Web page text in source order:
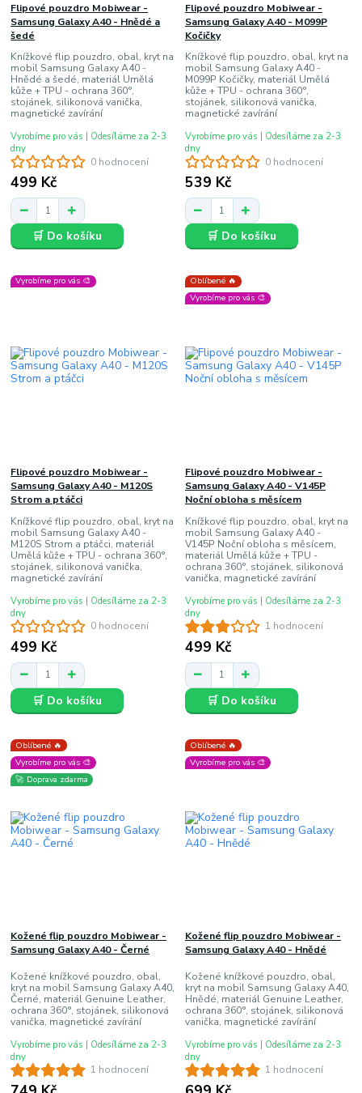
0 hodnocení
Flipové pouzdro Mobiwear -
Samsung Galaxy A40 - Hnědé a
šedé
Knížkové flip pouzdro, obal, kryt na
mobil Samsung Galaxy A40 -
Hnědé a šedé, materiál Umělá
kůže + TPU - ochrana 360°,
stojánek, silikonová vanička,
magnetické zavírání
499 Kč
Vyrobíme pro vás | Odesíláme za 2-3
dny
🛒 Do košíku
0 hodnocení
Flipové pouzdro Mobiwear -
Samsung Galaxy A40 - M099P
Kočičky
Knížkové flip pouzdro, obal, kryt na
mobil Samsung Galaxy A40 -
M099P Kočičky, materiál Umělá
kůže + TPU - ochrana 360°,
stojánek, silikonová vanička,
magnetické zavírání
539 Kč
Vyrobíme pro vás | Odesíláme za 2-3
dny
🛒 Do košíku
Vyrobíme pro vás 🎨
0 hodnocení
Flipové pouzdro Mobiwear -
Samsung Galaxy A40 - M120S
Strom a ptáčci
Knížkové flip pouzdro, obal, kryt na
mobil Samsung Galaxy A40 -
M120S Strom a ptáčci, materiál
Umělá kůže + TPU - ochrana 360°,
stojánek, silikonová vanička,
magnetické zavírání
499 Kč
Vyrobíme pro vás | Odesíláme za 2-3
dny
🛒 Do košíku
Oblíbené 🔥
Vyrobíme pro vás 🎨
1 hodnocení
Flipové pouzdro Mobiwear -
Samsung Galaxy A40 - V145P
Noční obloha s měsícem
Knížkové flip pouzdro, obal, kryt na
mobil Samsung Galaxy A40 -
V145P Noční obloha s měsícem,
materiál Umělá kůže + TPU -
ochrana 360°, stojánek, silikonová
vanička, magnetické zavírání
499 Kč
Vyrobíme pro vás | Odesíláme za 2-3
dny
🛒 Do košíku
Oblíbené 🔥
Vyrobíme pro vás 🎨
🚀 Doprava zdarma
1 hodnocení
Kožené flip pouzdro Mobiwear -
Samsung Galaxy A40 - Černé
Kožené knížkové pouzdro, obal,
kryt na mobil Samsung Galaxy A40,
Černé, materiál Genuine Leather,
ochrana 360°, stojánek, silikonová
vanička, magnetické zavírání
Vyrobíme pro vás | Odesíláme za 2-3
dny
Oblíbené 🔥
Vyrobíme pro vás 🎨
1 hodnocení
Kožené flip pouzdro Mobiwear -
Samsung Galaxy A40 - Hnědé
Kožené knížkové pouzdro, obal,
kryt na mobil Samsung Galaxy A40,
Hnědé, materiál Genuine Leather,
ochrana 360°, stojánek, silikonová
vanička, magnetické zavírání
Vyrobíme pro vás | Odesíláme za 2-3
dny